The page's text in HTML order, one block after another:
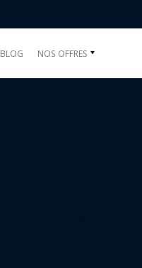
BLOG NOS OFFRES